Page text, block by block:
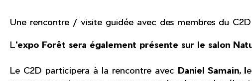
Une rencontre / visite guidée avec des membres du
L 'expo Forêt sera également présente sur le salon
Le C2D participera à la rencontre avec Daniel Samain, l